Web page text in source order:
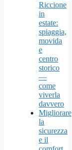
Riccione
in
estate:
spiaggia,
movida
e
centro
storico
—
come
viverla
davvero
Migliorare
la
sicurezza
e il